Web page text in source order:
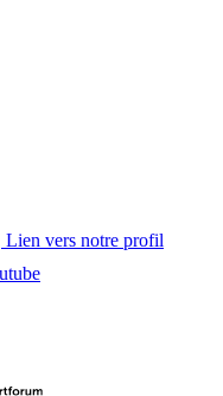
Lien vers notre profil